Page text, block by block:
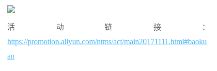
活动链接：
https://promotion.aliyun.com/ntms/act/main20171111.html#baoku
an